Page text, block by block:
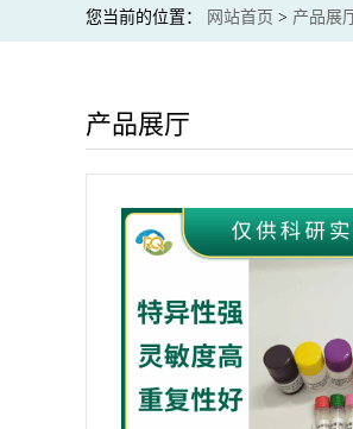
您当前的位置： 网站首页 > 产品展
产品展厅